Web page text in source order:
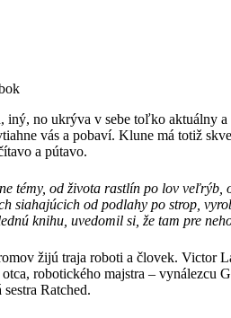
iný, no ukrýva v sebe toľko aktuálny
vás a pobaví. Klune má totiž
a pútavo.
témy, od života rastlín po lov veľrýb,
siahajúcich od podlahy po strop,
knihu, uvedomil si, že tam pre
žijú traja roboti a človek. Victor
robotického majstra – vynálezcu
Ratched.